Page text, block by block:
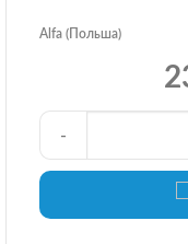
Alfa (Польша)
-